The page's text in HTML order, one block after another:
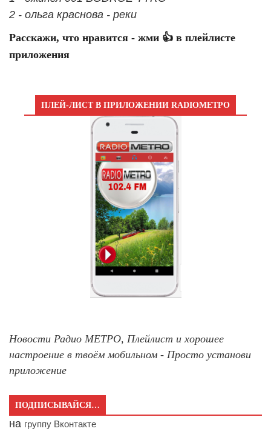
2 - ольга краснова - реки
Расскажи, что нравится - жми 👍 в плейлисте
приложения
ПЛЕЙ-ЛИСТ В ПРИЛОЖЕНИИ RADIOМЕТРО
Новости Радио МЕТРО, Плейлист и хорошее
настроение в твоём мобильном - Просто установи
приложение
ПОДПИСЫВАЙСЯ…
на группу Вконтакте